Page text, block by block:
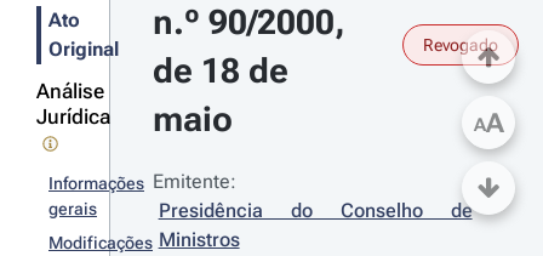
Ato
Original
Análise
Jurídica
Informações
gerais
Modificações
n.º 90/2000,
de 18 de
maio
Revogado
Emitente:
Presidência do Conselho de
Ministros
AA